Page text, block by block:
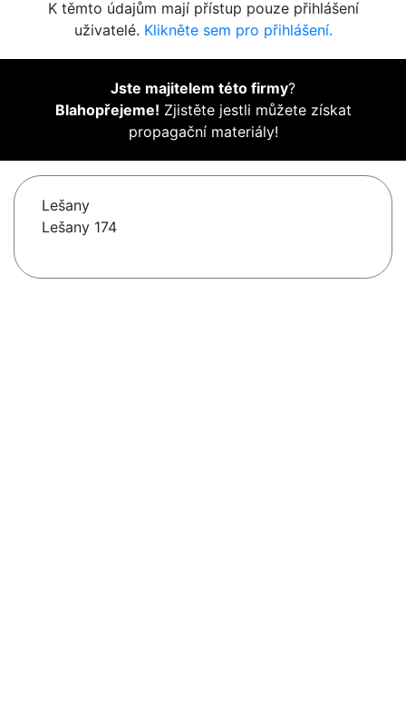
K těmto údajům mají přístup pouze přihlášení
uživatelé. Klikněte sem pro přihlášení.
Jste majitelem této firmy?
Blahopřejeme! Zjistěte jestli můžete získat
propagační materiály!
Lešany
Lešany 174